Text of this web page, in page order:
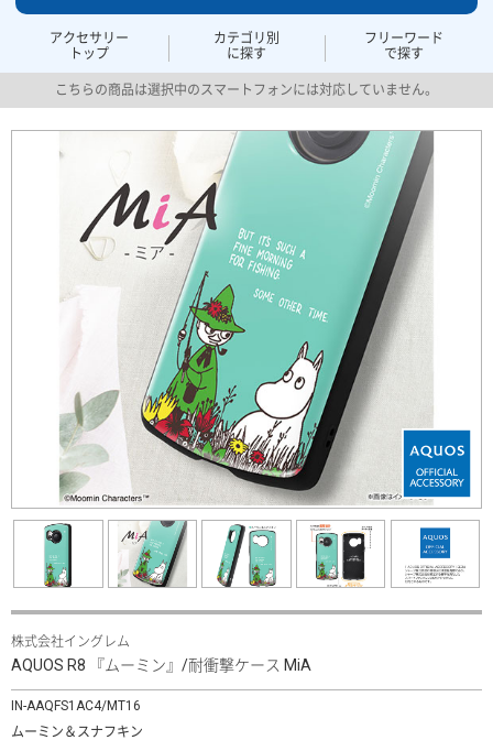
アクセサリー
トップ
カテゴリ別
に探す
フリーワード
で探す
こちらの商品は選択中のスマートフォンには対応していません。
株式会社イングレム
AQUOS R8 『ムーミン』/耐衝撃ケース MiA
IN-AAQFS1AC4/MT16
ムーミン＆スナフキン